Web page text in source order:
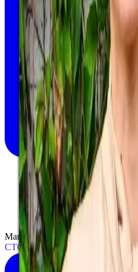
→Arquitecta con MBA en
→Lideró más de 90,000 m²
→Estratega de innovación
Escaló una fintech
→FoundHer of the Year 2024
Martha Mena
CTO y Cofundadora